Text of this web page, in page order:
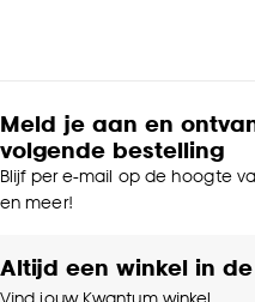
Meld je aan en
volgende bestelling
Blijf per e-mail op de hoogte
en meer!
Altijd een winkel in
Vind jouw Kwantum winkel